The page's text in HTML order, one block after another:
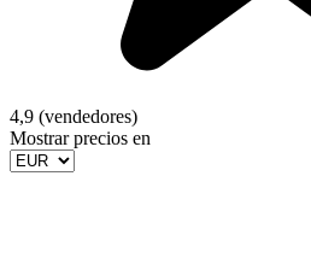
4,9 (vendedores)
Mostrar precios en